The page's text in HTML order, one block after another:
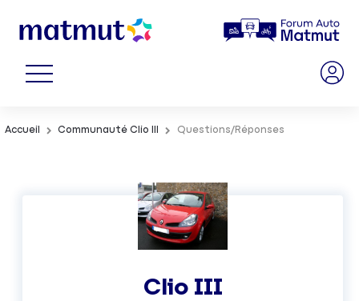
Accueil Communauté Clio III Questions/Réponses
Clio III